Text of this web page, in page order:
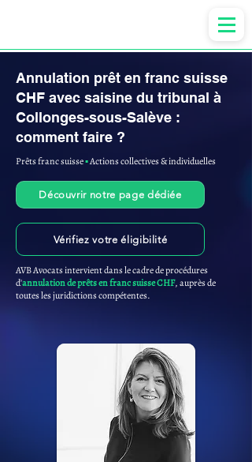
Annulation prêt en franc suisse
CHF avec saisine du tribunal à
Collonges-sous-Salève :
comment faire ?
Prêts franc suisse▪︎Actions collectives & individuelles
Découvrir notre page dédiée
Vérifiez votre éligibilité
AVB Avocats intervient dans le cadre de procédures
d'annulation de prêts en franc suisse CHF, auprès de
toutes les juridictions compétentes.